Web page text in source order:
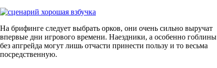
На брифинге следует выбрать орков, они очень сильно выручат
впервые дни игрового времени. Наездники, а особенно гоблины
без апгрейда могут лишь отчасти принести пользу и то весьма
посредственную.